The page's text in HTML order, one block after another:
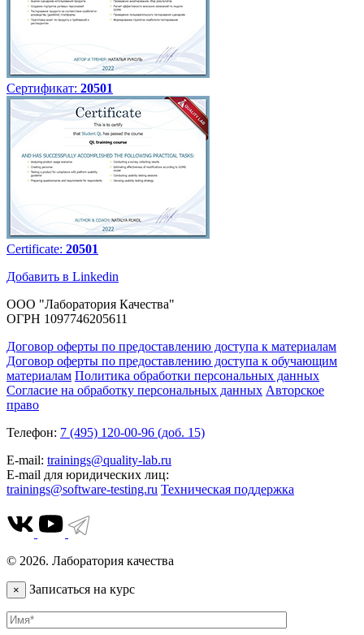
Сертификат: 20501
Certificate: 20501
Добавить в Linkedin
ООО "Лаборатория Качества"
ОГРН 1097746205611
Договор оферты по предоставлению доступа к материалам
Договор оферты по предоставлению доступа к обучающим
материалам Политика обработки персональных данных
Согласие на обработку персональных данных Авторское
право
Телефон: 7 (495) 120-00-96 (доб. 15)
E-mail: trainings@quality-lab.ru
E-mail для юридических лиц:
trainings@software-testing.ru Техническая поддержка
© 2026. Лаборатория качества
× Записаться на курс